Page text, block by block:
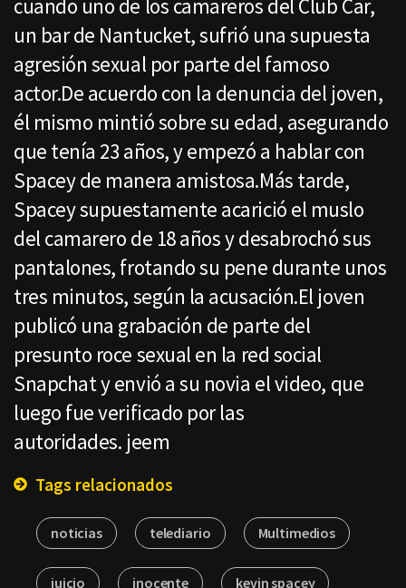
cuando uno de los camareros del Club Car,
un bar de Nantucket, sufrió una supuesta
agresión sexual por parte del famoso
actor.De acuerdo con la denuncia del joven,
él mismo mintió sobre su edad, asegurando
que tenía 23 años, y empezó a hablar con
Spacey de manera amistosa.Más tarde,
Spacey supuestamente acarició el muslo
del camarero de 18 años y desabrochó sus
pantalones, frotando su pene durante unos
tres minutos, según la acusación.El joven
publicó una grabación de parte del
presunto roce sexual en la red social
Snapchat y envió a su novia el video, que
luego fue verificado por las
autoridades. jeem
Tags relacionados
noticias telediario Multimedios
juicio inocente kevin spacey